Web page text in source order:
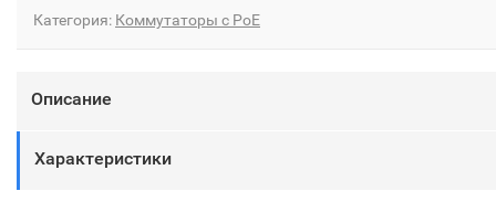
Категория: Коммутаторы с PoE
Описание
Характеристики